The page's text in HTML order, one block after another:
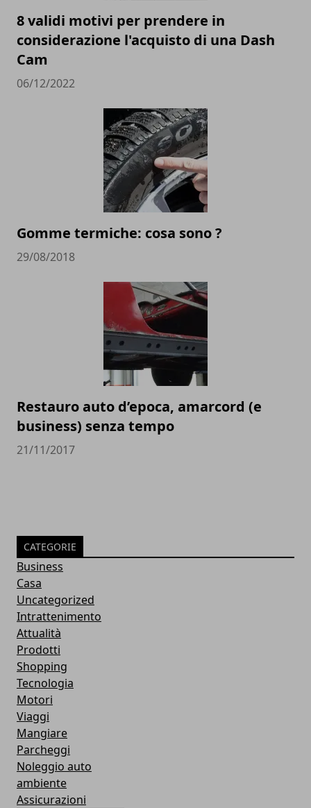
8 validi motivi per prendere in
considerazione l'acquisto di una Dash
Cam
06/12/2022
Gomme termiche: cosa sono ?
29/08/2018
Restauro auto d’epoca, amarcord (e
business) senza tempo
21/11/2017
CATEGORIE
Business
Casa
Uncategorized
Intrattenimento
Attualità
Prodotti
Shopping
Tecnologia
Motori
Viaggi
Mangiare
Parcheggi
Noleggio auto
ambiente
Assicurazioni